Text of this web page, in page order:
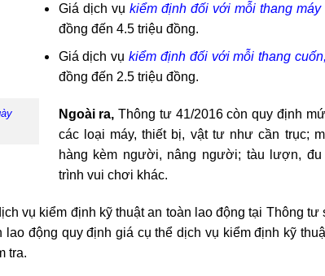
Giá dịch vụ kiểm định đối với mỗi thang máy
đồng đến 4.5 triệu đồng.
Giá dịch vụkiểm định đối với mỗi thang
đồng đến 2.5 triệu đồng.
Ngoài ra, Thông tư 41/2016 còn quy định
các loại máy, thiết bị, vật tư như cần trục;
hàng kèm người, nâng người; tàu lượn,
trình vui chơi khác.
vụ kiểm định kỹ thuật an toàn lao động tại Thông tư
động quy định giá cụ thể dịch vụ kiểm định kỹ
tra.